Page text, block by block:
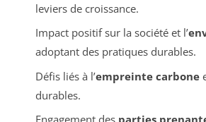
leviers de croissance.
Impact positif sur la société et l’
adoptant des pratiques durables.
Défis liés à l’empreinte carbone
durables.